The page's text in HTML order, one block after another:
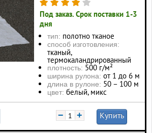
Под заказ. Срок поставки 1-3
дня
тип: полотно тканое
способ изготовления:
тканый,
термокаландрированный
плотность: 500 г/м²
ширина рулона: от 1 до 6 м
длина в рулоне: 50 – 100 м
цвет: белый, микс
− + Купить